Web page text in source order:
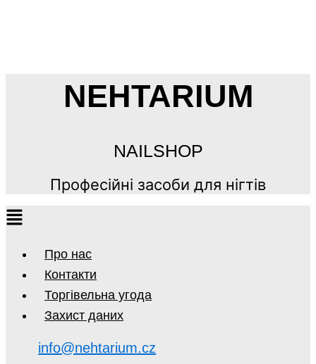
NEHTARIUM
NAILSHOP
Професійні засоби для нігтів
Про нас
Контакти
Торгівельна угода
Захист даних
info@nehtarium.cz